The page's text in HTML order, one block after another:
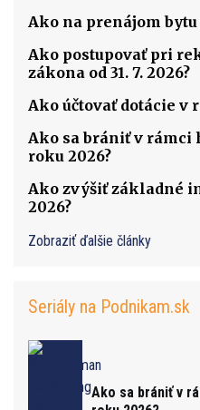
Ako na prenájom bytu
Ako postupovať pri
zákona od 31. 7. 2026?
Ako účtovať dotácie v
Ako sa brániť v rámci
roku 2026?
Ako zvýšiť základné
2026?
Zobraziť ďalšie články
Seriály na Podnikam.sk
Ako sa brániť v